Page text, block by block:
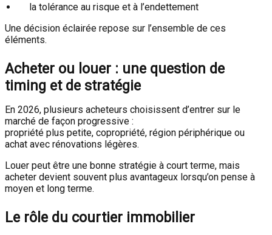
la tolérance au risque et à l’endettement
Une décision éclairée repose sur l’ensemble de ces
éléments.
Acheter ou louer : une question de
timing et de stratégie
En 2026, plusieurs acheteurs choisissent d’entrer sur le
marché de façon progressive :
propriété plus petite, copropriété, région périphérique ou
achat avec rénovations légères.
Louer peut être une bonne stratégie à court terme, mais
acheter devient souvent plus avantageux lorsqu’on pense à
moyen et long terme.
Le rôle du courtier immobilier